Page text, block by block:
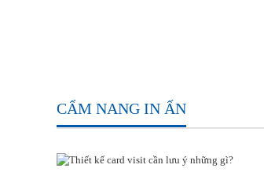
CẨM NANG IN ẤN